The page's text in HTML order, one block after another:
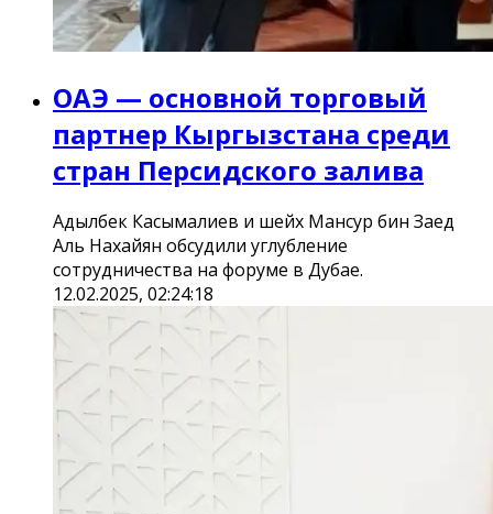
ОАЭ — основной торговый
партнер Кыргызстана среди
стран Персидского залива
Адылбек Касымалиев и шейх Мансур бин Заед
Аль Нахайян обсудили углубление
сотрудничества на форуме в Дубае.
12.02.2025, 02:24:18